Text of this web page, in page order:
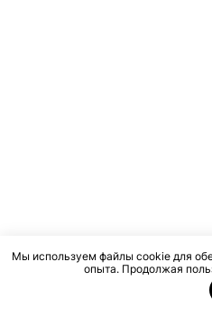
Мы используем файлы cookie для
опыта. Продолжая